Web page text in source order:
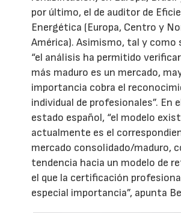
por último, el de auditor de
Energética (Europa, Centro y
América). Asimismo, tal y como
“el análisis ha permitido
más maduro es un mercado,
importancia cobra el
individual de profesionales”. En
estado español, “el modelo
actualmente es el
mercado consolidado/maduro,
tendencia hacia un modelo de
el que la certificación
especial importancia”, apunta